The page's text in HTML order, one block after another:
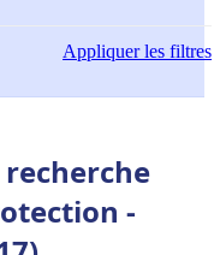
Appliquerles filtres
-